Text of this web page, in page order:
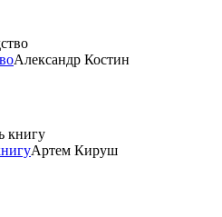
Александр Костин
Артем Кируш